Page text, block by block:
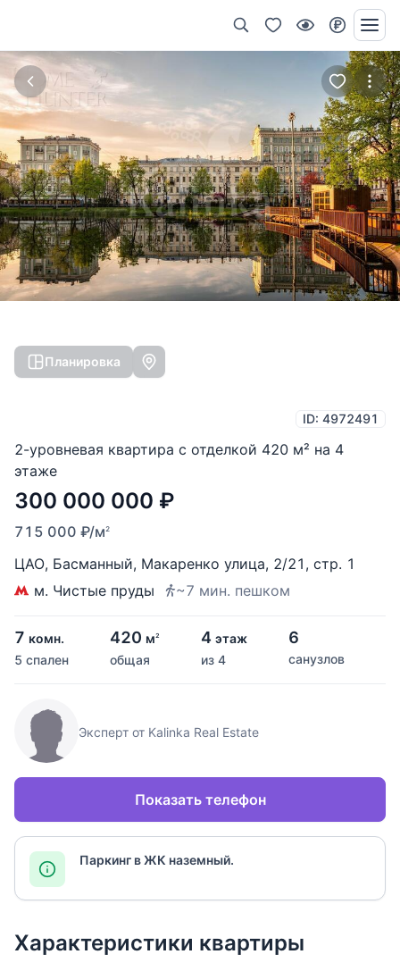
Планировка
ID: 4972491
2-уровневая квартира с отделкой 420 м² на 4
этаже
300 000 000 ₽
715 000 ₽/м2
ЦАО, Басманный, Макаренко улица, 2/21 , стр. 1
м. Чистые пруды
~7 мин. пешком
7 комн.
5 спален
420 м2
общая
4 этаж
из 4
6
санузлов
Эксперт от Kalinka Real Estate
Показать телефон
Паркинг в ЖК наземный.
Характеристики квартиры